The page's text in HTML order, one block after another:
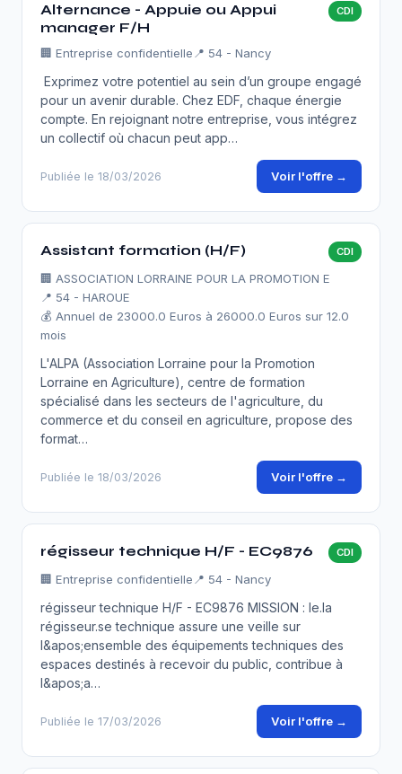
Alternance - Appuie ou Appui
manager F/H
CDI
🏢 Entreprise confidentielle 📍 54 - Nancy
Exprimez votre potentiel au sein d’un groupe engagé
pour un avenir durable. Chez EDF, chaque énergie
compte. En rejoignant notre entreprise, vous intégrez
un collectif où chacun peut app…
Publiée le 18/03/2026 Voir l'offre →
Assistant formation (H/F) CDI
🏢 ASSOCIATION LORRAINE POUR LA PROMOTION E
📍 54 - HAROUE
💰 Annuel de 23000.0 Euros à 26000.0 Euros sur 12.0
mois
L'ALPA (Association Lorraine pour la Promotion
Lorraine en Agriculture), centre de formation
spécialisé dans les secteurs de l'agriculture, du
commerce et du conseil en agriculture, propose des
format…
Publiée le 18/03/2026 Voir l'offre →
régisseur technique H/F - EC9876 CDI
🏢 Entreprise confidentielle 📍 54 - Nancy
régisseur technique H/F - EC9876 MISSION : le.la
régisseur.se technique assure une veille sur
l&apos;ensemble des équipements techniques des
espaces destinés à recevoir du public, contribue à
l&apos;a…
Publiée le 17/03/2026 Voir l'offre →